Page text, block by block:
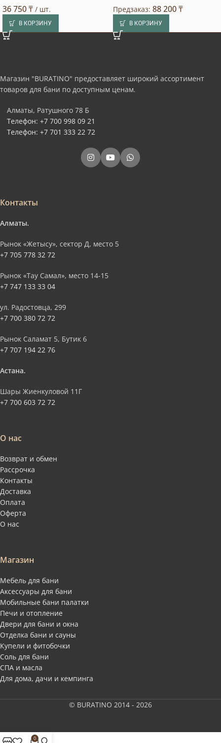
36 750₸ / шт.
В КОРЗИНУ
Предзаказ: 88 200₸
В КОРЗИНУ
Магазин "BURATINO" предоставляет широкий ассортимент
товаров для бани по доступным ценам.
Алматы, Ратушного 78 Б
Телефон: +7 700 998 09 21
Телефон: +7 701 333 22 72
Контакты
Алматы.
Рынок «Жетысу», сектор Д, место 5
+7 705 778 32 72
Рынок «Тау Самал», место 14-15
+7 747 133 33 04
ул. Радостовца, 299
+7 700 380 72 72
Рынок Саламат 5, Бутик 6
+7 707 194 22 76
Астана.
Шары Жиенкуловой 11Г
+7 700 603 72 72
О нас
Возврат и обмен
Рассрочка
Контакты
Доставка
Оплата
Оферта
О нас
Магазин
Мебель для бани
Аксессуары для бани
Мобильные бани палатки
Печи и отопление
Двери для бани и окна
Отделка бани и сауны
Купели и фитобочки
Соль для бани
СПА и масла
Для дома, дачи и кемпинга
© BURATINO 2014 - 2026
0